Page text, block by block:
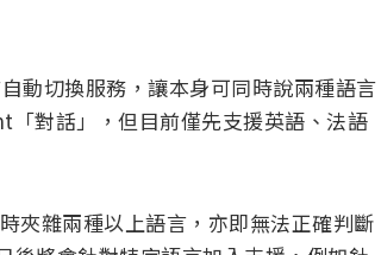
動切換服務，讓本身可同時說兩種語言
對話」，但目前僅先支援英語、法語
夾雜兩種以上語言，亦即無法正確判斷